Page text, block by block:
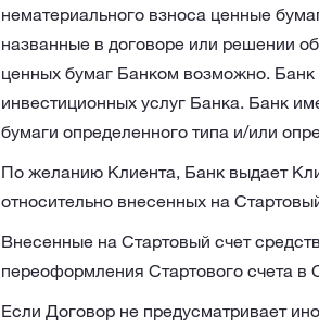
нематериального взноса ценные
названные в договоре или решении
ценных бумаг Банком возможно. Банк
инвестиционных услуг Банка. Банк
бумаги определенного типа и/или
По желанию Клиента, Банк выдает
относительно внесенных на
Внесенные на Стартовый счет
переоформления Стартового счета в
Если Договор не предусматривает